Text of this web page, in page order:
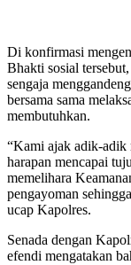
Di konfirmasi
Bhakti sosial
sengaja
bersama sama
membutuhkan.
“Kami ajak adik-adik
harapan mencapai
memelihara
pengayoman
ucap Kapolres.
Senada dengan
efendi mengatakan